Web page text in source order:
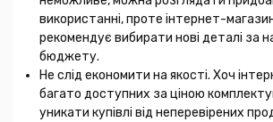
використанні, проте інтернет-
рекомендує вибирати нові деталі за
бюджету.
Не слід економити на якості. Хоч
багато доступних за ціною
уникати купівлі від неперевірених